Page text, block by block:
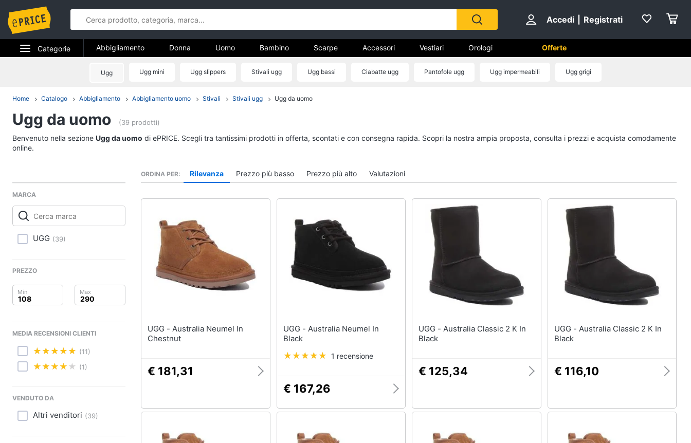
Accedi Registrati
Categorie
Telefonia
Tv e Home Cinema
Videogiochi
Audio e musica
Salute e igiene
Giocattoli
Prima infanzia
Casalinghi
Abbigliamento
Donna
Vedi tutti
Uomo
Vedi tutti Vedi tutti Vedi tutti
Sigaretta elettronica
Borse
Occhiali da vista
Occhiali da sole
Pantaloni
Orologi donna
Collane
Vedi tutti
Abbigliamento Donna Uomo Bambino Scarpe Accessori Vestiari Orologi Offerte
Ugg Ugg mini Ugg slippers Stivali ugg Ugg bassi Ciabatte ugg Pantofole ugg Ugg impermeabili Ugg grigi
Home Catalogo Abbigliamento Abbigliamento uomo Stivali Stivali ugg Ugg da uomo
Ugg da uomo (39 prodotti)
Benvenuto nella sezione Ugg da uomo di ePRICE. Scegli tra tantissimi prodotti in offerta, scontati e con consegna rapida. Scopri la nostra ampia proposta, consulta i prezzi e acquista comodamente
online.
MARCA
UGG (39)
PREZZO
MEDIA RECENSIONI CLIENTI
(11)
(1)
VENDUTO DA
Altri venditori (39)
ORDINA PER Rilevanza Prezzo più basso Prezzo più alto Valutazioni
UGG - Australia Neumel In
Chestnut
€ 181,31
UGG - Australia Neumel In
Black
1 recensione
€ 167,26
UGG - Australia Classic 2 K In
Black
€ 125,34
UGG - Australia Classic 2 K In
Black
€ 116,10